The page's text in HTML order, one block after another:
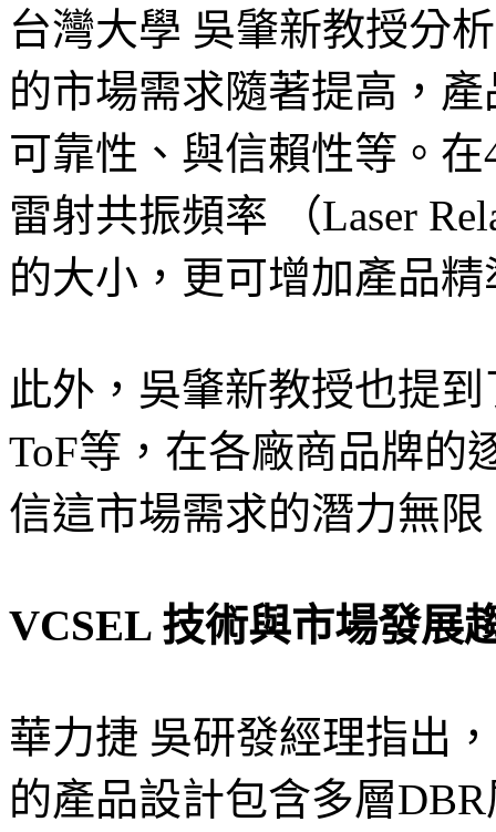
台灣大學 吳肇新教授分
的市場需求隨著提高，
可靠性、與信賴性等。
雷射共振頻率 （Laser
的大小，更可增加產品
此外，吳肇新教授也提
ToF等，在各廠商品牌的
信這市場需求的潛力無限
VCSEL 技術與市場發展
華力捷 吳研發經理指出
的產品設計包含多層